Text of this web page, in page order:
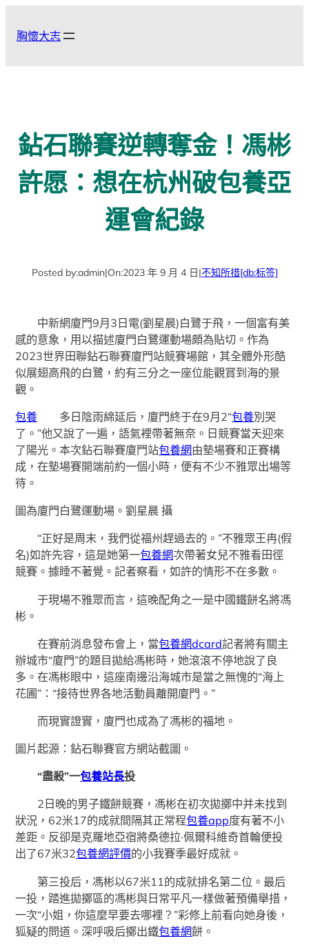
胸懷大志
鉆石聯賽逆轉奪金！馮彬
許愿：想在杭州破包養亞
運會紀錄
Posted by:admin|On:2023 年 9 月 4 日|不知所措[db:标签]
中新網廈門9月3日電(劉星晨)白鷺于飛，一個富有美
感的意象，用以描述廈門白鷺運動場頗為貼切。作為
2023世界田聯鉆石聯賽廈門站競賽場館，其全體外形酷
似展翅高飛的白鷺，約有三分之一座位能觀賞到海的景
觀。
包養 多日陰雨綿延后，廈門終于在9月2“包養別哭
了。”他又說了一遍，語氣裡帶著無奈。日競賽當天迎來
了陽光。本次鉆石聯賽廈門站包養網由墊場賽和正賽構
成，在墊場賽開端前約一個小時，便有不少不雅眾出場等
待。
圖為廈門白鷺運動場。劉星晨 攝
“正好是周末，我們從福州趕過去的。”不雅眾王冉(假
名)如許先容，這是她第一包養網次帶著女兒不雅看田徑
競賽。據睡不著覺。記者察看，如許的情形不在多數。
于現場不雅眾而言，這晚配角之一是中國鐵餅名將馮
彬。
在賽前消息發布會上，當包養網dcard記者將有關主
辦城市“廈門”的題目拋給馮彬時，她滾滾不停地說了良
多。在馮彬眼中，這座南邊沿海城市是當之無愧的“海上
花圃”：“接待世界各地活動員離開廈門。”
而現實證實，廈門也成為了馮彬的福地。
圖片起源：鉆石聯賽官方網站截圖。
“盡殺”一包養站長投
2日晚的男子鐵餅競賽，馮彬在初次拋擲中并未找到
狀況，62米17的成就間隔其正常程包養app度有著不小
差距。反卻是克羅地亞宿將桑德拉·佩爾科維奇首輪便投
出了67米32包養網評價的小我賽季最好成就。
第三投后，馮彬以67米11的成就排名第二位。最后
一投，踏進拋擲區的馮彬與日常平凡一樣做著預備舉措，
一次“小姐，你這麼早要去哪裡？”彩修上前看向她身後，
狐疑的問道。深呼吸后擲出鐵包養網餅。